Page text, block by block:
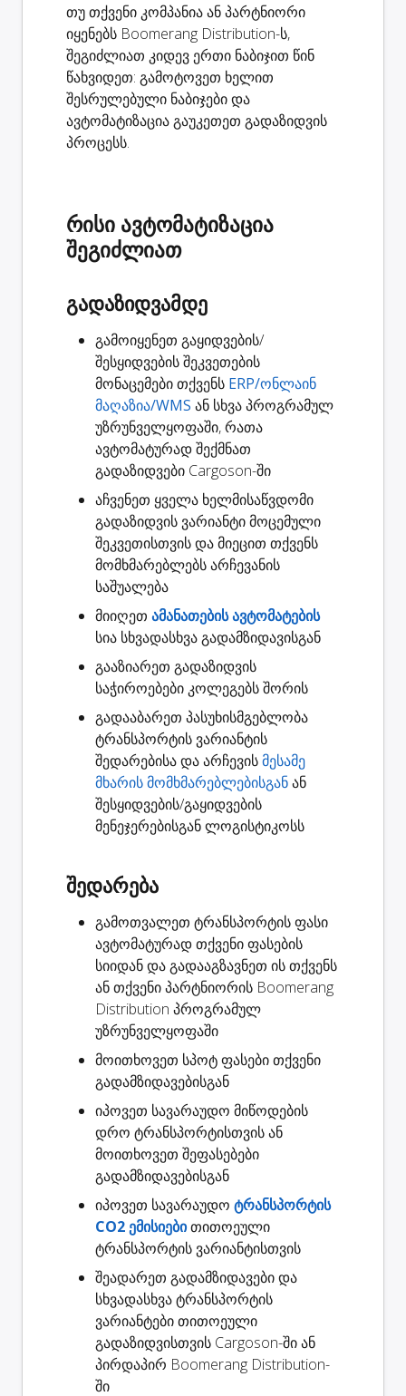
თუ თქვენი კომპანია ან პარტნიორი
იყენებს Boomerang Distribution-ს,
შეგიძლიათ კიდევ ერთი ნაბიჯით წინ
წახვიდეთ: გამოტოვეთ ხელით
შესრულებული ნაბიჯები და
ავტომატიზაცია გაუკეთეთ გადაზიდვის
პროცესს.
რისი ავტომატიზაცია
შეგიძლიათ
გადაზიდვამდე
გამოიყენეთ გაყიდვების/
შესყიდვების შეკვეთების
მონაცემები თქვენს ERP/ონლაინ
მაღაზია/WMS ან სხვა პროგრამულ
უზრუნველყოფაში, რათა
ავტომატურადშექმნათ
გადაზიდვები Cargoson-ში
აჩვენეთ ყველა ხელმისაწვდომი
გადაზიდვის ვარიანტიმოცემული
შეკვეთისთვის და მიეცით თქვენს
მომხმარებლებს არჩევანის
საშუალება
მიიღეთ ამანათების ავტომატების
სია სხვადასხვა გადამზიდავისგან
გააზიარეთ გადაზიდვის
საჭიროებები კოლეგებს შორის
გადააბარეთ პასუხისმგებლობა
ტრანსპორტის ვარიანტის
შედარებისა და არჩევისმესამე
მხარის მომხმარებლებისგანან
შესყიდვების/გაყიდვების
მენეჯერებისგან ლოგისტიკოსს
შედარება
გამოთვალეთ ტრანსპორტის ფასი
ავტომატურად თქვენი ფასების
სიიდან და გადააგზავნეთ ის თქვენს
ან თქვენი პარტნიორის Boomerang
Distribution პროგრამულ
უზრუნველყოფაში
მოითხოვეთ სპოტ ფასებითქვენი
გადამზიდავებისგან
იპოვეთ სავარაუდო მიწოდების
დრო ტრანსპორტისთვის ან
მოითხოვეთ შეფასებები
გადამზიდავებისგან
იპოვეთ სავარაუდო ტრანსპორტის
CO2 ემისიებითითოეული
ტრანსპორტის ვარიანტისთვის
შეადარეთ გადამზიდავებიდა
სხვადასხვა ტრანსპორტის
ვარიანტები თითოეული
გადაზიდვისთვის Cargoson-ში ან
პირდაპირ Boomerang Distribution-
ში